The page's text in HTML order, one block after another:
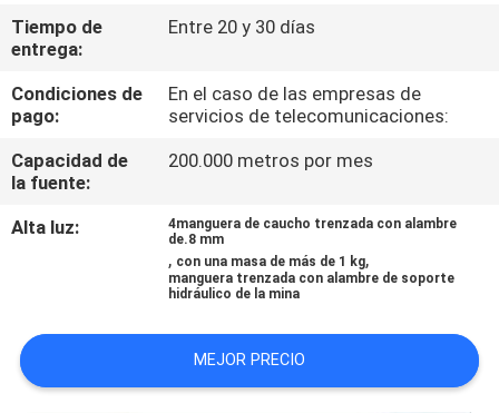
ÉNTRENOS
EN
CONTACTO
CON
PIDA
NOTICIAS
Tiempo de
entrega:
Entre 20 y 30 días
Condiciones de
pago:
En el caso de las empresas de
servicios de telecomunicaciones:
Capacidad de
la fuente:
200.000 metros por mes
Alta luz:
4manguera de caucho trenzada con alambre
de.8 mm
, con una masa de más de 1 kg,
manguera trenzada con alambre de soporte
hidráulico de la mina
MEJOR PRECIO